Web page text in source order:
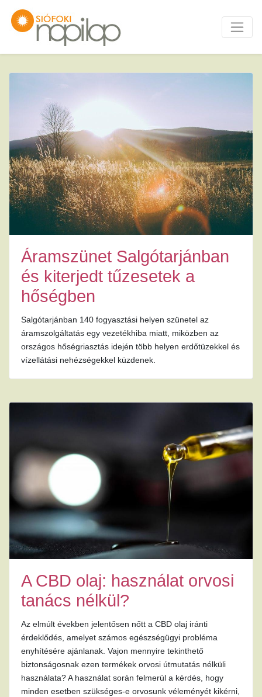
Áramszünet Salgótarjánban
és kiterjedt tűzesetek a
hőségben
Salgótarjánban 140 fogyasztási helyen szünetel az
áramszolgáltatás egy vezetékhiba miatt, miközben az
országos hőségriasztás idején több helyen erdőtüzekkel és
vízellátási nehézségekkel küzdenek.
A CBD olaj: használat orvosi
tanács nélkül?
Az elmúlt években jelentősen nőtt a CBD olaj iránti
érdeklődés, amelyet számos egészségügyi probléma
enyhítésére ajánlanak. Vajon mennyire tekinthető
biztonságosnak ezen termékek orvosi útmutatás nélküli
használata? A használat során felmerül a kérdés, hogy
minden esetben szükséges-e orvosunk véleményét kikérni,